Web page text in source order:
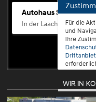
Autohaus Scherhag
In der Laach 76, 56072
Für die
und
Ihre
WIR IN